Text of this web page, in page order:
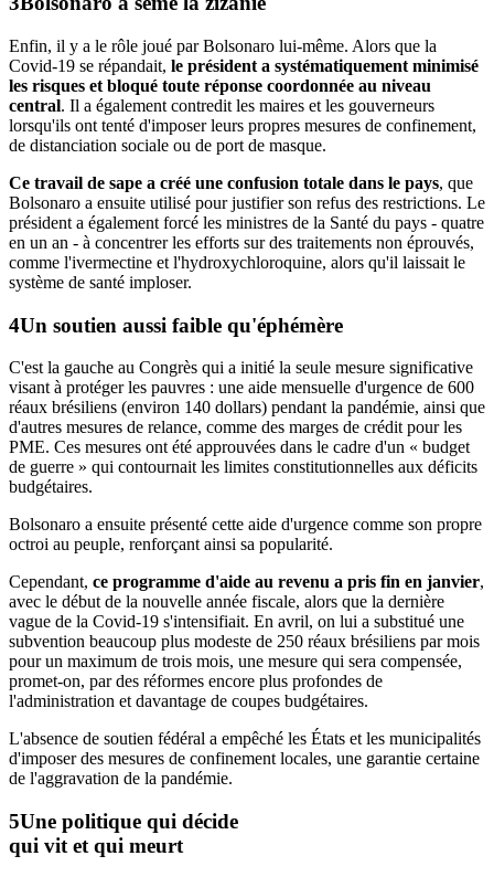
Enfin, il y a le rôle joué par Bolsonaro lui-même. Alors que la
Covid-19 se répandait, le président a systématiquement minimisé
les risques et bloqué toute réponse coordonnée au niveau
central. Il a également contredit les maires et les gouverneurs
lorsqu'ils ont tenté d'imposer leurs propres mesures de confinement,
de distanciation sociale ou de port de masque.
Ce travail de sape a créé une confusion totale dans le pays, que
Bolsonaro a ensuite utilisé pour justifier son refus des restrictions. Le
président a également forcé les ministres de la Santé du pays - quatre
en un an - à concentrer les efforts sur des traitements non éprouvés,
comme l'ivermectine et l'hydroxychloroquine, alors qu'il laissait le
système de santé imploser.
Un soutien aussi faible qu'éphémère
C'est la gauche au Congrès qui a initié la seule mesure significative
visant à protéger les pauvres : une aide mensuelle d'urgence de 600
réaux brésiliens (environ 140 dollars) pendant la pandémie, ainsi que
d'autres mesures de relance, comme des marges de crédit pour les
PME. Ces mesures ont été approuvées dans le cadre d'un « budget
de guerre » qui contournait les limites constitutionnelles aux déficits
budgétaires.
Bolsonaro a ensuite présenté cette aide d'urgence comme son propre
octroi au peuple, renforçant ainsi sa popularité.
Cependant, ce programme d'aide au revenu a pris fin en janvier,
avec le début de la nouvelle année fiscale, alors que la dernière
vague de la Covid-19 s'intensifiait. En avril, on lui a substitué une
subvention beaucoup plus modeste de 250 réaux brésiliens par mois
pour un maximum de trois mois, une mesure qui sera compensée,
promet-on, par des réformes encore plus profondes de
l'administration et davantage de coupes budgétaires.
L'absence de soutien fédéral a empêché les États et les municipalités
d'imposer des mesures de confinement locales, une garantie certaine
de l'aggravation de la pandémie.
Une politique qui décide
qui vit et qui meurt